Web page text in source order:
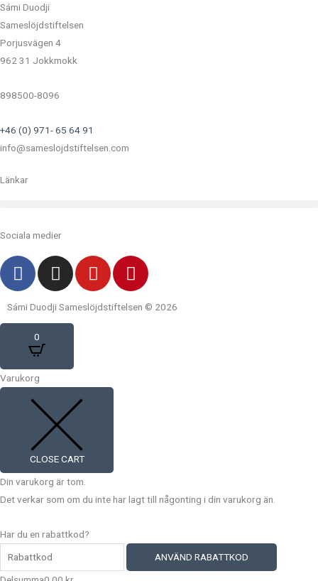
Sámi Duodji
Sameslöjdstiftelsen
Porjusvägen 4
962 31 Jokkmokk
898500-8096
+46 (0) 971- 65 64 91
info@sameslojdstiftelsen.com
Länkar
Sociala medier
F
a
c
e
o
k
I
n
s
t
r
a
m
Y
o
u
t
P
i
t
Sámi Duodji Sameslöjdstiftelsen © 2026
0
Varukorg
CLOSE CART
Din varukorg är tom.
Det verkar som om du inte har lagt till någonting i din varukorg än.
Har du en rabattkod?
ANVÄND RABATTKOD